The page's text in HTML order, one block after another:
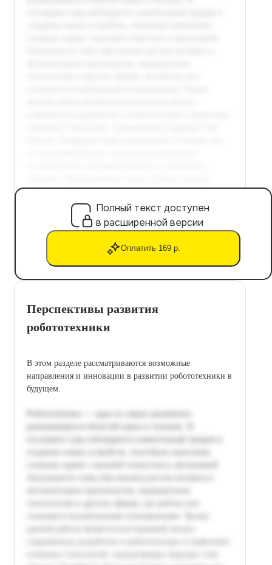
Полный текст доступен
в расширенной версии
Оплатить 169 р.
Перспективы развития
робототехники
В этом разделе рассматриваются возможные
направления и инновации в развитии робототехники в
будущем.